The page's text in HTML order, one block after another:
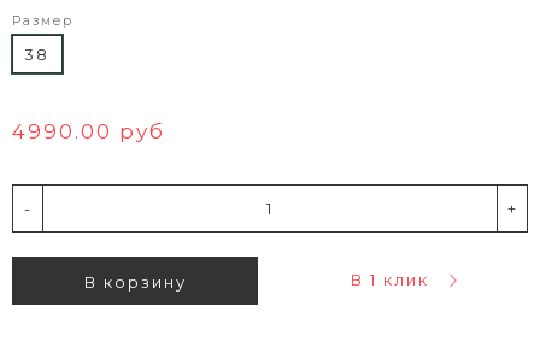
Размер
38
4990.00 руб
- +
В корзину В 1 клик